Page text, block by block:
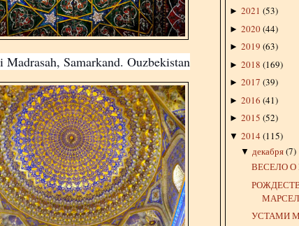
Samarkand. Ouzbekistan
► 2021 (53)
► 2020(44)
► 2019 (63)
► 2018 (169)
► 2017 (39)
► 2016 (41)
► 2015 (52)
▼ 2014 (115)
▼ декабря(7)
ВЕСЕЛО
УСТАМИ